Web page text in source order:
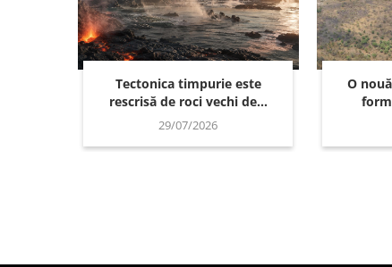
Tectonica timpurie este
rescrisă de roci vechi de...
29/07/2026
O